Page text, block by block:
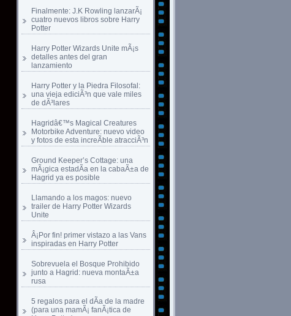
Finalmente: J.K Rowling lanzarÃ¡
cuatro nuevos libros sobre Harry
Potter
Harry Potter Wizards Unite mÃ¡s
detalles antes del gran
lanzamiento
Harry Potter y la Piedra Filosofal:
una vieja ediciÃ³n que vale miles
de dÃ³lares
Hagridâ€™s Magical Creatures
Motorbike Adventure: nuevo video
y fotos de esta increÃ­ble atracciÃ³n
Ground Keeper’s Cottage: una
mÃ¡gica estadÃ­a en la cabaÃ±a de
Hagrid ya es posible
Llamando a los magos: nuevo
trailer de Harry Potter Wizards
Unite
Â¡Por fin! primer vistazo a las Vans
inspiradas en Harry Potter
Sobrevuela el Bosque Prohibido
junto a Hagrid: nueva montaÃ±a
rusa
5 regalos para el dÃ­a de la madre
(para una mamÃ¡ fanÃ¡tica de